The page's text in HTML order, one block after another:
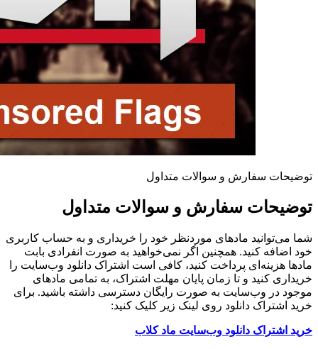
توضیحات سفارش و سوالات متداول
توضیحات سفارش و سوالات متداول
شما می‌توانید مادهای موردنظر خود را خریداری و به حساب کاربری
خود اضافه کنید. همچنین اگر نمی‌خواهید به صورت انفرادی بابت
مادها هزینه‌ای پرداخت کنید، کافی است اشتراک دانلود وب‌سایت را
خریداری کنید و تا زمان پایان مهلت اشتراک، به تمامی مادهای
موجود در وب‌سایت به صورت رایگان دسترسی داشته باشید. برای
خرید اشتراک دانلود روی لینک زیر کلیک کنید:
خرید اشتراک دانلود وب‌سایت ماد کلاب